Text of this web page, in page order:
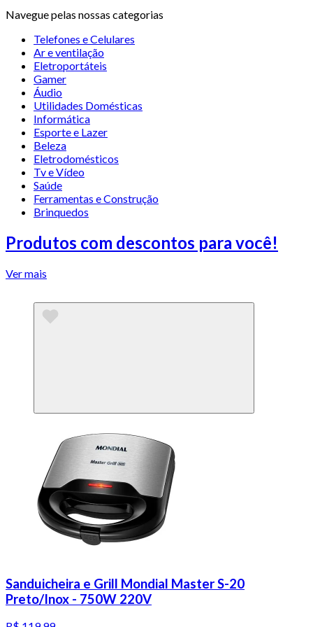
Navegue pelas nossas categorias
Telefones e Celulares
Ar e ventilação
Eletroportáteis
Gamer
Áudio
Utilidades Domésticas
Informática
Esporte e Lazer
Beleza
Eletrodomésticos
Tv e Vídeo
Saúde
Ferramentas e Construção
Brinquedos
Produtos com descontos para você!
Ver mais
Sanduicheira e Grill Mondial Master S-20
Preto/Inox - 750W 220V